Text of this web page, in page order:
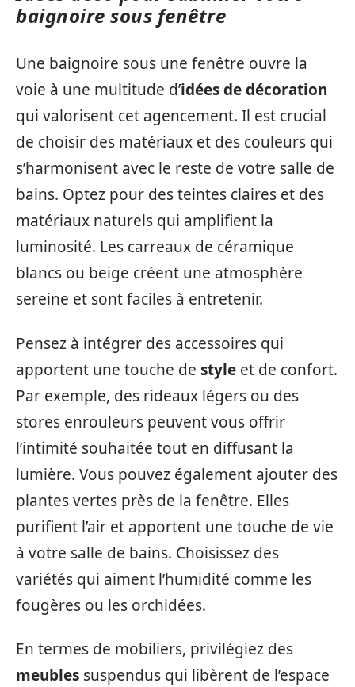
baignoire sous fenêtre
Une baignoire sous une fenêtre ouvre la
voie à une multitude d’idées de décoration
qui valorisent cet agencement. Il est crucial
de choisir des matériaux et des couleurs qui
s’harmonisent avec le reste de votre salle de
bains. Optez pour des teintes claires et des
matériaux naturels qui amplifient la
luminosité. Les carreaux de céramique
blancs ou beige créent une atmosphère
sereine et sont faciles à entretenir.
Pensez à intégrer des accessoires qui
apportent une touche de style et de confort.
Par exemple, des rideaux légers ou des
stores enrouleurs peuvent vous offrir
l’intimité souhaitée tout en diffusant la
lumière. Vous pouvez également ajouter des
plantes vertes près de la fenêtre. Elles
purifient l’air et apportent une touche de vie
à votre salle de bains. Choisissez des
variétés qui aiment l’humidité comme les
fougères ou les orchidées.
En termes de mobiliers, privilégiez des
meubles suspendus qui libèrent de l’espace